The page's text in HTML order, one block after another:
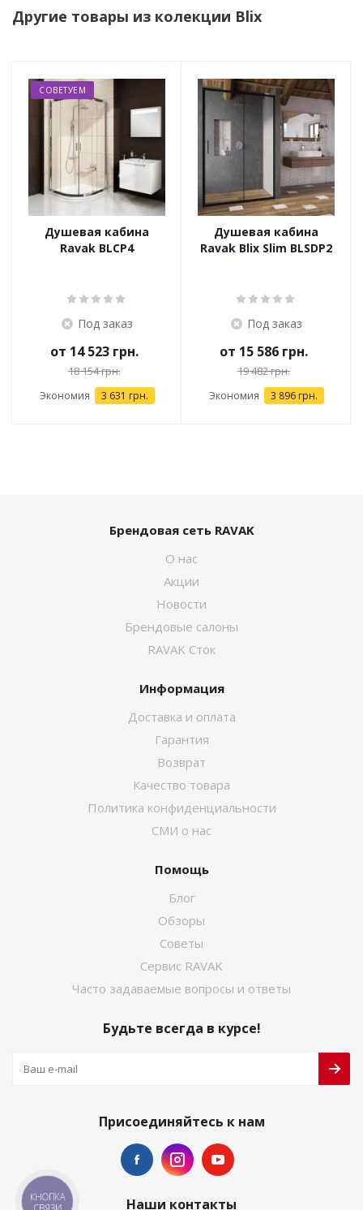
Другие товары из колекции Blix
СОВЕТУЕМ
Душевая кабина
Ravak BLCP4
Под заказ
от 14 523 грн.
18 154 грн.
Экономия 3 631 грн.
Душевая кабина
Ravak Blix Slim BLSDP2
Под заказ
от 15 586 грн.
19 482 грн.
Экономия 3 896 грн.
Брендовая сеть RAVAK
О нас
Акции
Новости
Брендовые салоны
RAVAK Сток
Информация
Доставка и оплата
Гарантия
Возврат
Качество товара
Политика конфиденциальности
СМИ о нас
Помощь
Блог
Обзоры
Советы
Сервис RAVAK
Часто задаваемые вопросы и ответы
Будьте всегда в курсе!
Присоединяйтесь к нам
Наши контакты
КНОПКА